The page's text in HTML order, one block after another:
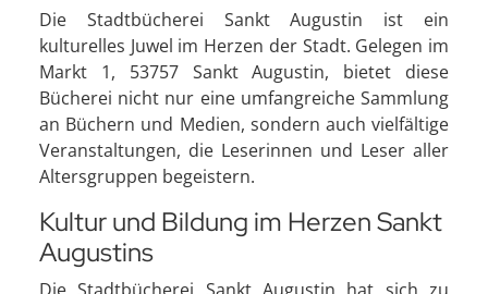
Die Stadtbücherei Sankt Augustin ist ein
kulturelles Juwel im Herzen der Stadt. Gelegen im
Markt 1, 53757 Sankt Augustin, bietet diese
Bücherei nicht nur eine umfangreiche Sammlung
an Büchern und Medien, sondern auch vielfältige
Veranstaltungen, die Leserinnen und Leser aller
Altersgruppen begeistern.
Kultur und Bildung im Herzen Sankt
Augustins